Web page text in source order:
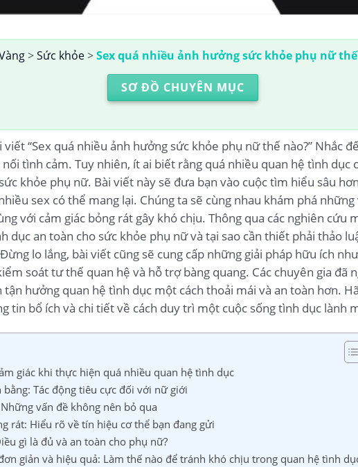
>Sức khỏe>Sex quá nhiều ảnh hưởng sức khỏe phụ nữ
SƠ ĐỒ CHUYÊN MỤC
“Sex quá nhiều ảnh hưởng sức khỏe phụ nữ thế nào?” Nhắc
tình cảm. Tuy nhiên, ít ai biết rằng quá nhiều quan hệ tình dục
khỏe phụ nữ. Bài viết này sẽ đưa bạn vào cuộc tìm hiểu sâu
sex có thể mang lại. Chúng ta sẽ cùng nhau khám phá
với cảm giác bỏng rát gây khó chịu. Thông qua các nghiên cứu
dục an toàn cho sức khỏe phụ nữ và tại sao cần thiết phải thảo
lo lắng, bài viết cũng sẽ cung cấp những giải pháp hữu ích
soát tư thế quan hệ và hỗ trợ bàng quang. Các chuyên gia đã
hưởng quan hệ tình dục một cách thoải mái và an toàn hơn.
tin bổ ích và chi tiết về cách duy trì một cuộc sống tình dục lành
giác khi thực hiện quá nhiều quan hệ tình dục
Tác động tiêu cực đối với nữ giới
vấn đề không nên bỏ qua
rát: Hiểu rõ về tín hiệu cơ thể bạn đang gửi
gì là đủ và an toàn cho phụ nữ?
giản và hiệu quả: Làm thế nào để tránh khó chịu trong quan hệ tình